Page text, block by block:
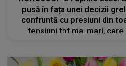
pusă în fața unei decizii
confruntă cu presiuni din
tensiuni tot mai mari, care